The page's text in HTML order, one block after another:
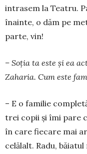
intrasem la Teatru.
înainte, o dăm pe
parte, vin!
– Soția ta este și ea
Zaharia. Cum este
– E o familie
trei copii și îmi pare
în care fiecare mai
celălalt. Radu,